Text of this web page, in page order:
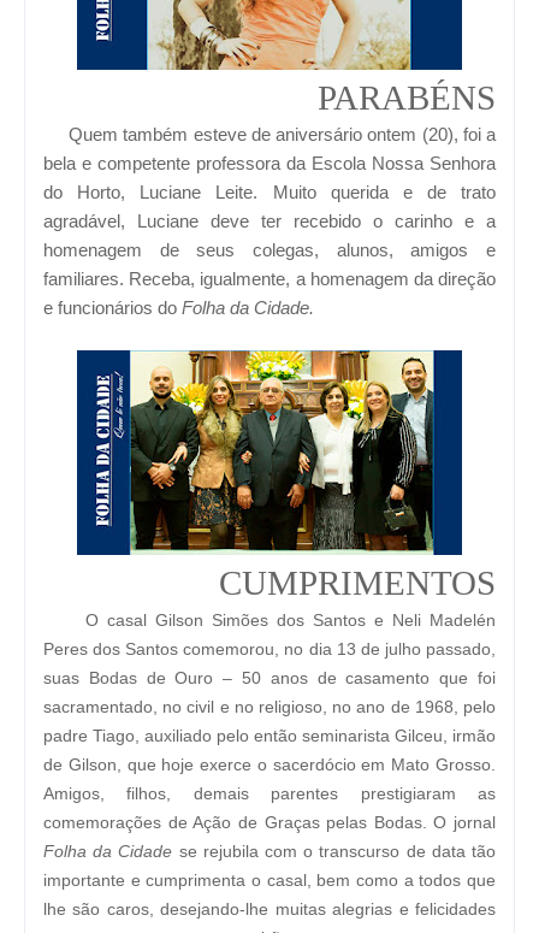
PARABÉNS
Quem também esteve de aniversário ontem (20), foi a
bela e competente professora da Escola Nossa Senhora
do Horto, Luciane Leite. Muito querida e de trato
agradável, Luciane deve ter recebido o carinho e a
homenagem de seus colegas, alunos, amigos e
familiares. Receba, igualmente, a homenagem da direção
e funcionários do Folha da Cidade.
CUMPRIMENTOS
O casal Gilson Simões dos Santos e Neli Madelén
Peres dos Santos comemorou, no dia 13 de julho passado,
suas Bodas de Ouro – 50 anos de casamento que foi
sacramentado, no civil e no religioso, no ano de 1968, pelo
padre Tiago, auxiliado pelo então seminarista Gilceu, irmão
de Gilson, que hoje exerce o sacerdócio em Mato Grosso.
Amigos, filhos, demais parentes prestigiaram as
comemorações de Ação de Graças pelas Bodas. O jornal
Folha da Cidade se rejubila com o transcurso de data tão
importante e cumprimenta o casal, bem como a todos que
lhe são caros, desejando-lhe muitas alegrias e felicidades